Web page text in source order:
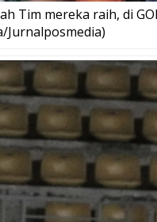
Tim mereka raih, di
Jurnalposmedia)